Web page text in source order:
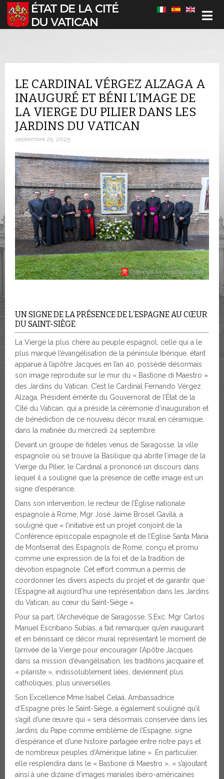
Sélectionnez votre langue
LE CARDINAL VÉRGEZ ALZAGA A
INAUGURÉ ET BÉNI L’IMAGE DE
LA VIERGE DU PILIER DANS LES
JARDINS DU VATICAN
septembre 25, 2025
UN SIGNE DE LA PRÉSENCE DE L’ESPAGNE AU CŒUR
DU SAINT-SIÈGE
La Vierge la plus chère au peuple espagnol, celle qui a le
plus marqué l’évangélisation de la péninsule Ibérique, étant
apparue à l’apôtre Jacques en l’an 40, possède désormais
son image reproduite sur le mur du « Bastione di Maestro »
des Jardins du Vatican. C’est le Cardinal Fernando Vérgez
Alzaga, Président émérite du Gouvernorat de l’État de la
Cité du Vatican, qui a présidé la cérémonie d’inauguration et
de bénédiction de ce nouveau décor mural en céramique,
dans la matinée du mercredi 24 septembre.
Devant un groupe de fidèles venus de Saragosse, la ville
espagnole où se trouve la Basilique qui abrite l’image de la
Vierge du Pilier, le Cardinal a prononcé un discours dans
lequel il a souligné que la présence de cette image est un
signe d’espérance.
Dans son intervention, le recteur de l’Église nationale
espagnole à Rome, Mgr José Jaime Brosel Gavilá, a
souligné que « l’initiative est un projet conjoint de la
Conférence épiscopale espagnole et de l’Église Santa Maria
de Montserrat des Espagnols de Rome, conçu et promu
comme une expression de la foi et de la tradition de
dévotion espagnole. Cet effort commun a permis de
coordonner les divers aspects du projet et de garantir que
l’Espagne ait aujourd’hui une représentation dans les Jardins
du Vatican, au cœur du Saint-Siège ».
Pour sa part, l’Archevêque de Saragosse, S.Exc. Mgr Carlos
Manuel Escribano Subías, a fait remarquer qu’en inaugurant
et en bénissant ce décor mural représentant le moment de
l’arrivée de la Vierge pour encourager l’Apôtre Jacques
dans sa mission d’évangélisation, les traditions jacquaire et
« pilariste », indissolublement liées, deviennent plus
catholiques, plus universelles.
Son Excellence Mme Isabel Celaá, Ambassadrice
d’Espagne près le Saint-Siège, a également souligné qu’il
s’agit d’une œuvre qui « sera désormais conservée dans les
Jardins du Pape comme emblème de l’Espagne, signe
d’espérance et d’une histoire partagée entre notre pays et
de nombreux peuples d’Amérique latine ». En particulier,
elle resplendira dans le « Bastione di Maestro », « s’ajoutant
ainsi à une dizaine d’images mariales ibéro-américaines